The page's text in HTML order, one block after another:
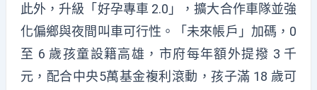
此外，升級「好孕專車 2.0」，擴大合作車隊並強
化偏鄉與夜間叫車可行性。「未來帳戶」加碼，0
至 6 歲孩童設籍高雄，市府每年額外提撥 3 千
元，配合中央5萬基金複利滾動，孩子滿 18 歲可